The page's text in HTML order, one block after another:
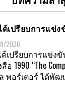
เปรียบการแข่ง
2026
เปรียบการแข่ง
อ 1990 “The
ล พอร์เตอร์ ได้พั